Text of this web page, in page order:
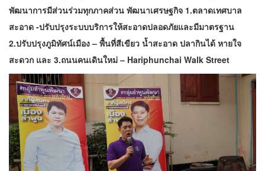
พัฒนาการมีส่วนร่วมทุกภาคส่วน พัฒนาเศรษฐกิจ 1.ตลาดเทศบาล
สะอาด -ปรับปรุงระบบบริการให้สะอาดปลอดภัยและมีมาตรฐาน
2.ปรับปรุงภูมิทัศน์เมือง – พื้นที่สีเขียว น้ำสะอาด ปลากินได้ หายใจ
สะดวก และ 3.ถนนคนเดินใหม่ – Hariphunchai Walk Street